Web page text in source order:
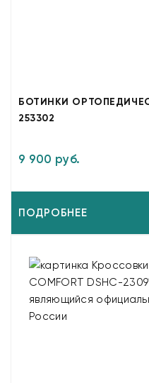
БОТИНКИ
253302
9 900 руб.
ПОДРОБНЕЕ